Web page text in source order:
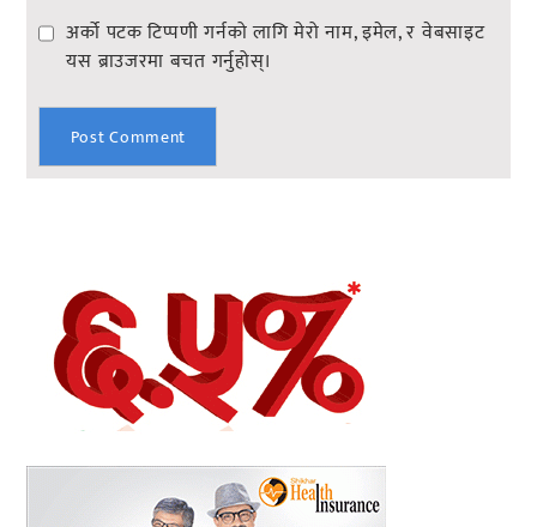
अर्को पटक टिप्पणी गर्नको लागि मेरो नाम, इमेल, र वेबसाइट
यस ब्राउजरमा बचत गर्नुहोस्।